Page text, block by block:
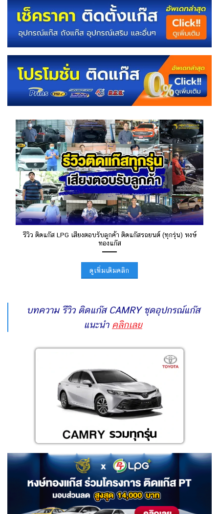
รีวิว ติดแก๊ส LPG เสียงตอบรับลูกค้า ติดแก๊สรถยนต์ (ทุกรุ่น) หงษ์
ทองแก๊ส
ดูเพิ่มเติมคลิก
บทความ รีวิว ติดแก๊ส CAMRY ชุดอุปกรณ์แก๊ส
แนะนำ คลิกเลย